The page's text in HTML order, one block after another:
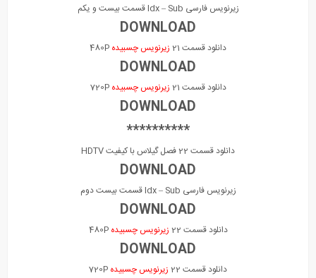
زیرنویس فارسی Idx – Sub قسمت بیست و یکم
DOWNLOAD
دانلود قسمت 21 زیرنویس چسبیده
DOWNLOAD
دانلود قسمت 21 زیرنویس چسبیده 720P
DOWNLOAD
**********
دانلود قسمت 22 فصل گیلاس با کیفیت HDTV
DOWNLOAD
زیرنویس فارسی Idx – Sub قسمت بیست دوم
DOWNLOAD
دانلود قسمت 22 زیرنویس چسبیده 480P
DOWNLOAD
دانلود قسمت 22 زیرنویس چسبیده